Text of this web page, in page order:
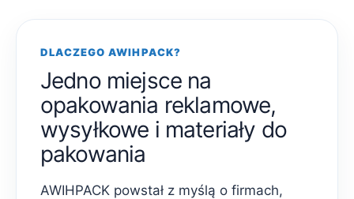
DLACZEGO AWIHPACK?
Jedno miejsce na
opakowania reklamowe,
wysyłkowe i materiały do
pakowania
AWIHPACK powstał z myślą o firmach,